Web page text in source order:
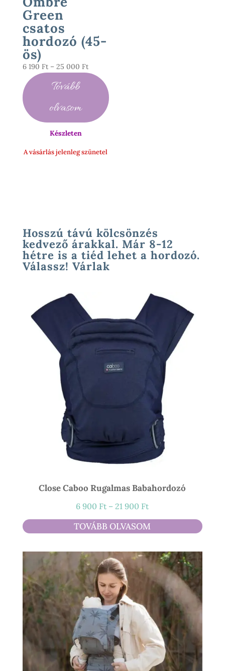
Green
csatos
hordozó (45-
ös)
6 190 Ft – 25 000 FtÁrtartomány:
190 Ft
000 Ft
Tovább
olvasom
Készleten
A vásárlás jelenleg szünetel
Hosszú távú kölcsönzés
kedvező árakkal. Már 8-12
hétre is a tiéd lehet a hordozó.
Válassz! Várlak
Close Caboo Rugalmas Babahordozó
6 900 Ft – 21 900 FtÁrtartomány:
6
900 Ft
21
900 Ft
TOVÁBB OLVASOM